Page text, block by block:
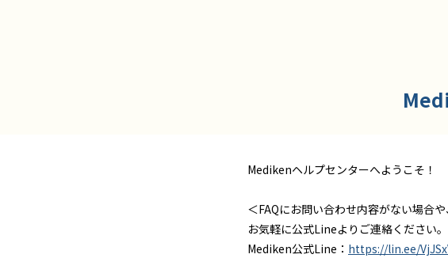
Medikenヘルプセンターへようこそ！
＜FAQにお問い合わせ内容がない場合
お気軽に公式Lineよりご連絡ください。
Mediken公式Line： https://lin.ee/